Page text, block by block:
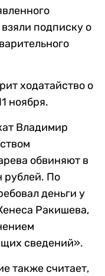
подписку о
ходатайство о
ноября.
Владимир
обвиняют в
рублей. По
деньги у
Ракишева,
сведений».
также считает,